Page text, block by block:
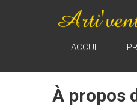
ARTI'VENT
Réparation,
remise en état
d'instruments
à vent
ACCUEIL
À propos